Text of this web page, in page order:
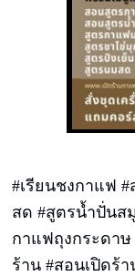
#เรียนชงกาแฟ
สด #สูตรน้ำปั่นส
กาแฟถุงกระดาษ
ร้าน #สอนเปิดร้